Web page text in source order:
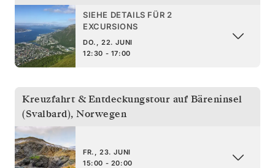
SIEHE DETAILS FÜR 2
EXCURSIONS
DO., 22. JUNI
12:30 - 17:00
Kreuzfahrt & Entdeckungstour auf Bäreninsel
(Svalbard), Norwegen
FR., 23. JUNI
15:00 - 20:00